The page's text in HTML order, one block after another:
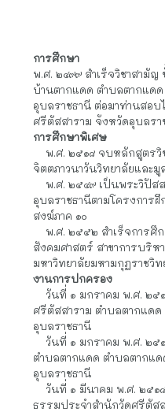
การศึกษา
พ.ศ. ๒๔๙๙ สำเร็จวิชาสามั
บ้านตากแดด ตำบลตากแด
อุบลราชธานี ต่อมาท่านสอบ
ศรีตัสสาราม จังหวัดอุบลราช
การศึกษาพิเศษ
    พ.ศ. ๒๕๑๘ จบหลักสูตรวิชาการเผยแพร่พระพุทธศาสนา